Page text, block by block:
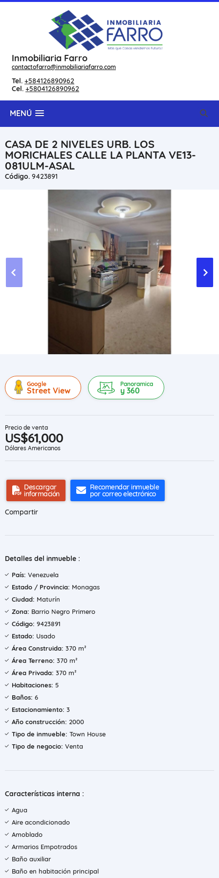
Inmobiliaria Farro
contactofarro@inmobiliariafarro.com
Tel. +584126890962
Cel. +5804126890962
MENÚ
CASA DE 2 NIVELES URB. LOS
MORICHALES CALLE LA PLANTA VE13-
081ULM-ASAL
Código. 9423891
Google
Street View
Panoramica
y 360
Precio de venta
US$61,000
Dólares Americanos
Descargar
información
Recomendar inmueble
por correo electrónico
Compartir
Detalles del inmueble :
País: Venezuela
Estado / Provincia: Monagas
Ciudad: Maturín
Zona: Barrio Negro Primero
Código: 9423891
Estado: Usado
Área Construida: 370 m²
Área Terreno: 370 m²
Área Privada: 370 m²
Habitaciones: 5
Baños: 6
Estacionamiento: 3
Año construcción: 2000
Tipo de inmueble: Town House
Tipo de negocio: Venta
Características interna :
Agua
Aire acondicionado
Amoblado
Armarios Empotrados
Baño auxiliar
Baño en habitación principal